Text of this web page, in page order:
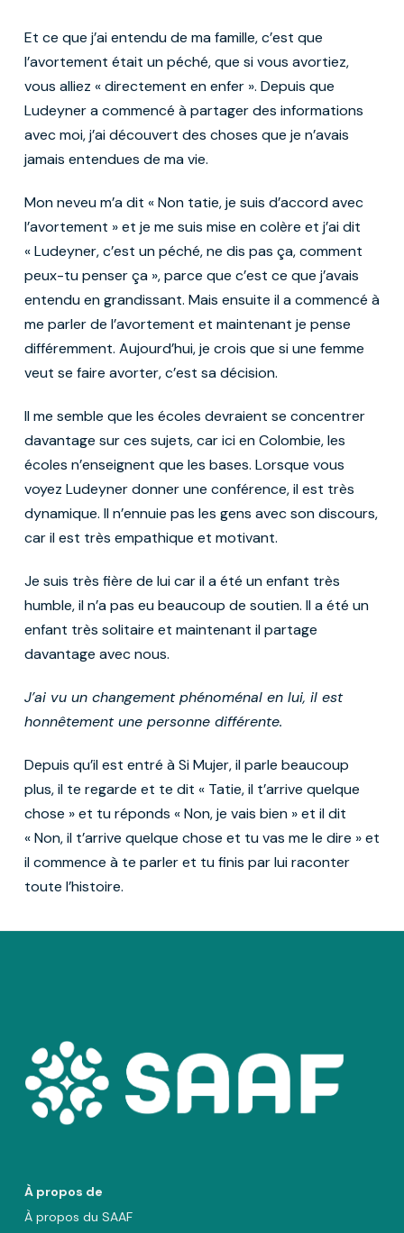
Et ce que j’ai entendu de ma famille, c’est que
l’avortement était un péché, que si vous avortiez,
vous alliez « directement en enfer ». Depuis que
Ludeyner a commencé à partager des informations
avec moi, j’ai découvert des choses que je n’avais
jamais entendues de ma vie.
Mon neveu m’a dit « Non tatie, je suis d’accord avec
l’avortement » et je me suis mise en colère et j’ai dit
« Ludeyner, c’est un péché, ne dis pas ça, comment
peux-tu penser ça », parce que c’est ce que j’avais
entendu en grandissant. Mais ensuite il a commencé à
me parler de l’avortement et maintenant je pense
différemment. Aujourd’hui, je crois que si une femme
veut se faire avorter, c’est sa décision.
Il me semble que les écoles devraient se concentrer
davantage sur ces sujets, car ici en Colombie, les
écoles n’enseignent que les bases. Lorsque vous
voyez Ludeyner donner une conférence, il est très
dynamique. Il n’ennuie pas les gens avec son discours,
car il est très empathique et motivant.
Je suis très fière de lui car il a été un enfant très
humble, il n’a pas eu beaucoup de soutien. Il a été un
enfant très solitaire et maintenant il partage
davantage avec nous.
J’ai vu un changement phénoménal en lui, il est
honnêtement une personne différente.
Depuis qu’il est entré à Si Mujer, il parle beaucoup
plus, il te regarde et te dit « Tatie, il t’arrive quelque
chose » et tu réponds « Non, je vais bien » et il dit
« Non, il t’arrive quelque chose et tu vas me le dire » et
il commence à te parler et tu finis par lui raconter
toute l’histoire.
À propos de
À propos du SAAF